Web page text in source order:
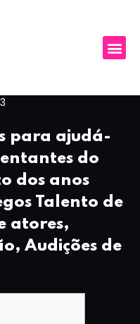
para ajudá-
do
dos anos
Talento de
atores,
Audições de